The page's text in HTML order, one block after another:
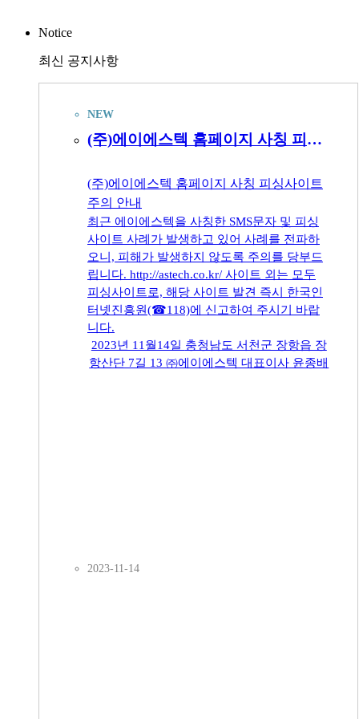
Notice
최신 공지사항
NEW
(주)에이에스텍 홈페이지 사칭 피싱사이트 주의 안내
(주)에이에스텍 홈페이지 사칭 피싱사이트
주의 안내
최근 에이에스텍을 사칭한 SMS문자 및 피싱
사이트 사례가 발생하고 있어 사례를 전파하
오니, 피해가 발생하지 않도록 주의를 당부드
립니다. http://astech.co.kr/ 사이트 외는 모두
피싱사이트로, 해당 사이트 발견 즉시 한국인
터넷진흥원(☎118)에 신고하여 주시기 바랍
니다.
2023년 11월14일 충청남도 서천군 장항읍 장
항산단 7길 13 ㈜에이에스텍 대표이사 윤종배
2023-11-14